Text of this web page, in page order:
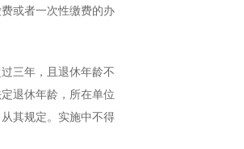
或者一次性缴费的办
三年，且退休年龄不
退休年龄，所在单位
其规定。实施中不得